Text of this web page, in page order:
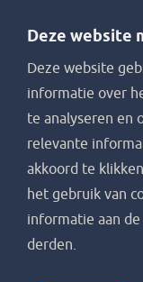
Deze website
Deze website
informatie over
te analyseren en
relevante
akkoord te
het gebruik van
informatie aan
derden.